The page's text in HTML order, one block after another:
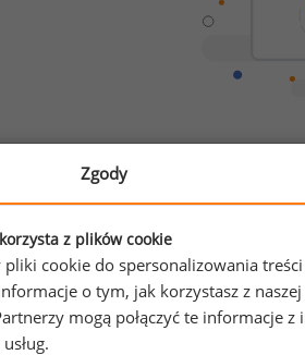
Sprawdź
Zgody
z plików cookie
cookie do spersonalizowania
o tym, jak korzystasz z
mogą połączyć te informacje